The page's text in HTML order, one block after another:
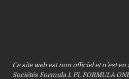
Ce site web est non officiel et n’est
Sociétés Formula 1. F1, FORMULA